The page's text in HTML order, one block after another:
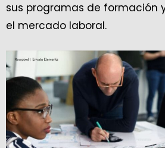
sus programas de formación
el mercado laboral.